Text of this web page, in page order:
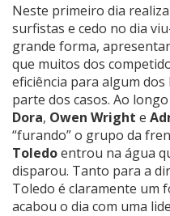
Neste primeiro dia
surfistas e cedo no dia
grande forma,
que muitos dos
eficiência para algum
parte dos casos. Ao
Dora, Owen Wright e
“furando” o grupo da
Toledoentrou na água
disparou. Tanto para a
Toledo é claramente um
acabou o dia com uma